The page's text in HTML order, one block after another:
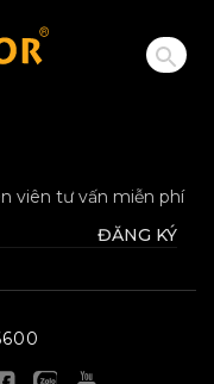
viên tư vấn miễn phí
ĐĂNG KÝ